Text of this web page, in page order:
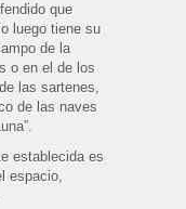
que
luego tiene su
de la
o en el de los
las sartenes,
de las naves
establecida es
espacio,